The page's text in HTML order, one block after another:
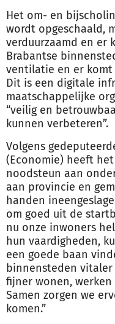
Het om- en
wordt opgeschaald,
verduurzaamd en er
Brabantse
ventilatie en er komt
Dit is een digitale
maatschappelijke
“veilig en
kunnen verbeteren”.
Volgens
(Economie) heeft
noodsteun aan
aan provincie en
handen
om goed uit de
nu onze inwoners
hun vaardigheden,
een goede baan
binnensteden vitaler
fijner wonen,
Samen zorgen we
komen.”